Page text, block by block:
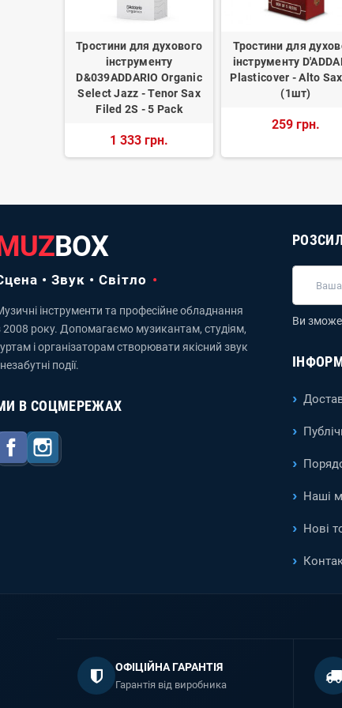
Тростини для духового
інструменту
D&039ADDARIO Organic
Select Jazz - Tenor Sax
Filed 2S - 5 Pack
1 333 грн.
Тростини для
інструменту
Plasticover - Alto
(1шт)
259 грн.
BOX
• Звук • Світло
інструменти та професійне обладнання
2008 року. Допомагаємо музикантам, студіям,
і організаторам створювати якісний звук
незабутні події.
В СОЦМЕРЕЖАХ
Facebook
Ви
Наші
Нові
ОФІЦІЙНА ГАРАНТІЯ
Гарантія від виробника